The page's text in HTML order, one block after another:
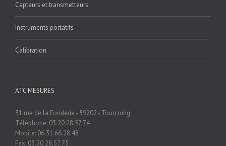
Capteurs et transmetteurs
Instruments portatifs
Calibration
ATC MESURES
31 rue de la Fonderie - 59202 - Tourcoing
Téléphone: 03.20.28.57.74
Mobile: 06.31.66.28.48
Fax: 03.20.28.57.75